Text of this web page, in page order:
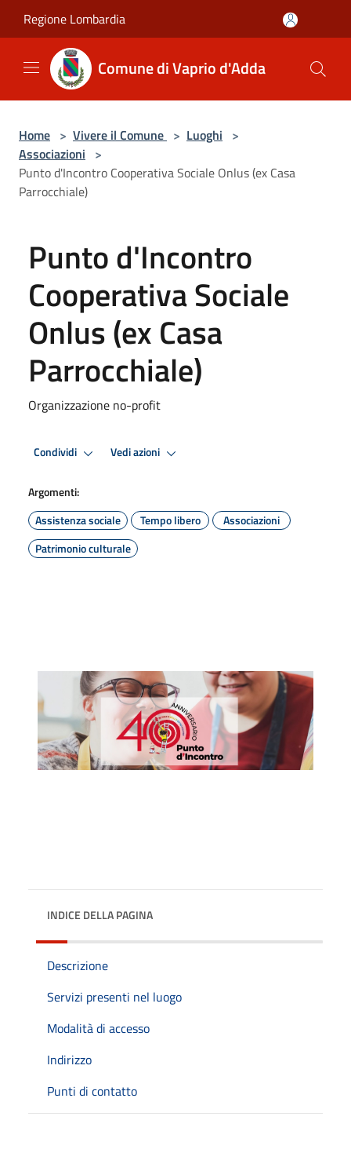
Regione Lombardia
Comune di Vaprio d'Adda
Home > Vivere il Comune > Luoghi >
Associazioni >
Punto d'Incontro Cooperativa Sociale Onlus (ex Casa
Parrocchiale)
Punto d'Incontro
Cooperativa Sociale
Onlus (ex Casa
Parrocchiale)
Organizzazione no-profit
Condividi Vedi azioni
Argomenti:
Assistenza sociale
Tempo libero
Associazioni
Patrimonio culturale
INDICE DELLA PAGINA
Descrizione
Servizi presenti nel luogo
Modalità di accesso
Indirizzo
Punti di contatto